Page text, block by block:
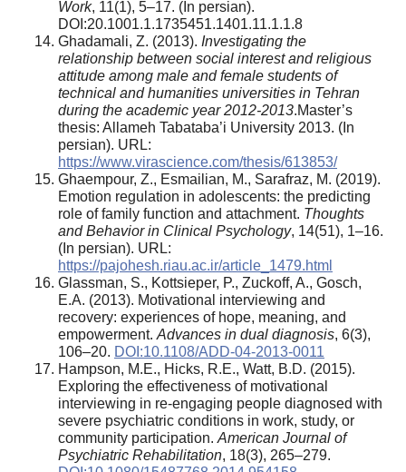
Work, 11(1), 5–17. (In persian).
DOI:20.1001.1.1735451.1401.11.1.1.8
Ghadamali, Z. (2013). Investigating the
relationship between social interest and religious
attitude among male and female students of
technical and humanities universities in Tehran
during the academic year 2012-2013.Master’s
thesis: Allameh Tabataba’i University 2013. (In
persian). URL:
https://www.virascience.com/thesis/613853/
Ghaempour, Z., Esmailian, M., Sarafraz, M. (2019).
Emotion regulation in adolescents: the predicting
role of family function and attachment. Thoughts
and Behavior in Clinical Psychology, 14(51), 1–16.
(In persian). URL:
https://pajohesh.riau.ac.ir/article_1479.html
Glassman, S., Kottsieper, P., Zuckoff, A., Gosch,
E.A. (2013). Motivational interviewing and
recovery: experiences of hope, meaning, and
empowerment. Advances in dual diagnosis, 6(3),
106–20. DOI:10.1108/ADD-04-2013-0011
Hampson, M.E., Hicks, R.E., Watt, B.D. (2015).
Exploring the effectiveness of motivational
interviewing in re-engaging people diagnosed with
severe psychiatric conditions in work, study, or
community participation. American Journal of
Psychiatric Rehabilitation, 18(3), 265–279.